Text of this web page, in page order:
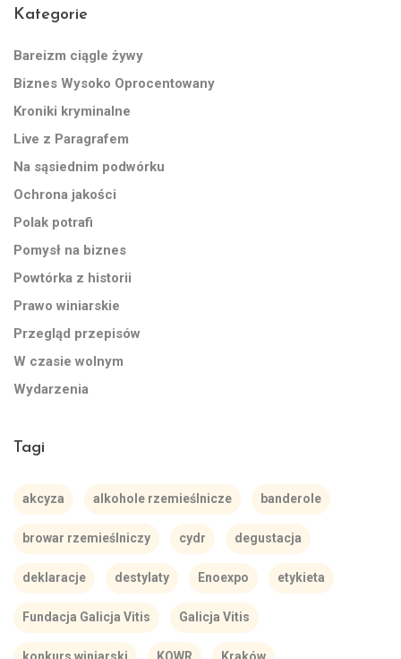
Kategorie
Bareizm ciągle żywy
Biznes Wysoko Oprocentowany
Kroniki kryminalne
Live z Paragrafem
Na sąsiednim podwórku
Ochrona jakości
Polak potrafi
Pomysł na biznes
Powtórka z historii
Prawo winiarskie
Przegląd przepisów
W czasie wolnym
Wydarzenia
Tagi
akcyza alkohole rzemieślnicze banderole
browar rzemieślniczy cydr degustacja
deklaracje destylaty Enoexpo etykieta
Fundacja Galicja Vitis Galicja Vitis